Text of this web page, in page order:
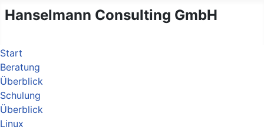
Hanselmann Consulting GmbH
Start
Beratung
Überblick
Schulung
Überblick
Linux